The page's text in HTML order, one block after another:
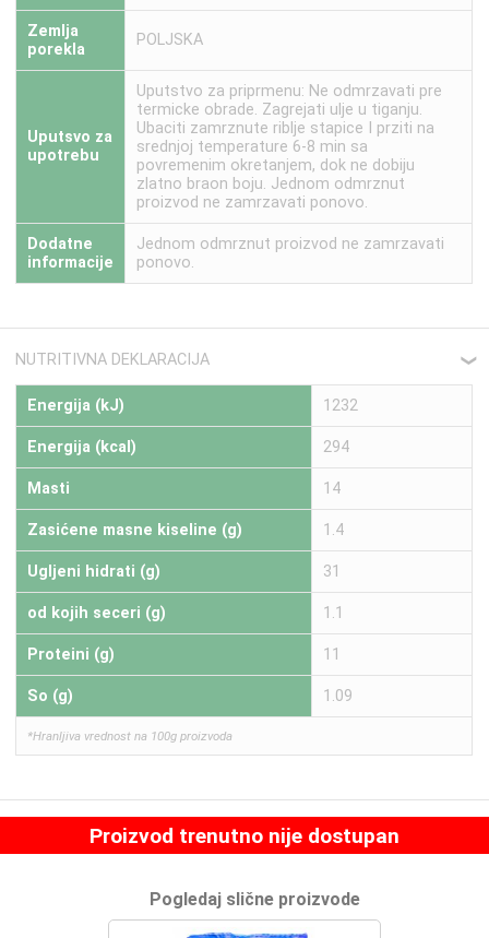
Zemlja
porekla
POLJSKA
Uputsvo za
upotrebu
Uputstvo za priprmenu: Ne odmrzavati pre
termicke obrade. Zagrejati ulje u tiganju.
Ubaciti zamrznute riblje stapice I prziti na
srednjoj temperature 6-8 min sa
povremenim okretanjem, dok ne dobiju
zlatno braon boju. Jednom odmrznut
proizvod ne zamrzavati ponovo.
Dodatne
informacije
Jednom odmrznut proizvod ne zamrzavati
ponovo.
NUTRITIVNA DEKLARACIJA ❮
Energija (kJ) 1232
Energija (kcal) 294
Masti 14
Zasićene masne kiseline (g) 1.4
Ugljeni hidrati (g) 31
od kojih seceri (g) 1.1
Proteini (g) 11
So (g) 1.09
*Hranljiva vrednost na 100g proizvoda
Proizvod trenutno nije dostupan
Pogledaj slične proizvode